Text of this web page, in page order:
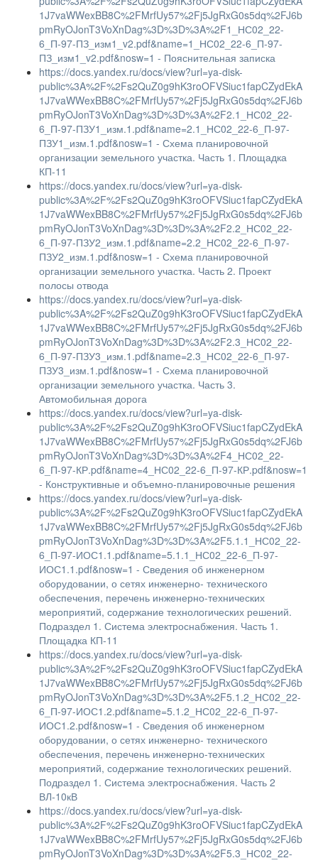
1J7vaWWexBB8C%2FMrfUy57%2Fj5JgRxG0s5dq%2FJ6b
pmRyOJonT3VoXnDag%3D%3D%3A%2F1_НС02_22-
6_П-97-ПЗ_изм1_v2.pdf&name=1_НС02_22-6_П-97-
ПЗ_изм1_v2.pdf&nosw=1 - Пояснительная записка
https://docs.yandex.ru/docs/view?url=ya-disk-
public%3A%2F%2Fs2QuZ0g9hK3roOFVSiuc1fapCZydEkA
1J7vaWWexBB8C%2FMrfUy57%2Fj5JgRxG0s5dq%2FJ6b
pmRyOJonT3VoXnDag%3D%3D%3A%2F2.1_НС02_22-
6_П-97-ПЗУ1_изм.1.pdf&name=2.1_НС02_22-6_П-97-
ПЗУ1_изм.1.pdf&nosw=1 - Схема планировочной
организации земельного участка. Часть 1. Площадка
КП-11
https://docs.yandex.ru/docs/view?url=ya-disk-
public%3A%2F%2Fs2QuZ0g9hK3roOFVSiuc1fapCZydEkA
1J7vaWWexBB8C%2FMrfUy57%2Fj5JgRxG0s5dq%2FJ6b
pmRyOJonT3VoXnDag%3D%3D%3A%2F2.2_НС02_22-
6_П-97-ПЗУ2_изм.1.pdf&name=2.2_НС02_22-6_П-97-
ПЗУ2_изм.1.pdf&nosw=1 - Схема планировочной
организации земельного участка. Часть 2. Проект
полосы отвода
https://docs.yandex.ru/docs/view?url=ya-disk-
public%3A%2F%2Fs2QuZ0g9hK3roOFVSiuc1fapCZydEkA
1J7vaWWexBB8C%2FMrfUy57%2Fj5JgRxG0s5dq%2FJ6b
pmRyOJonT3VoXnDag%3D%3D%3A%2F2.3_НС02_22-
6_П-97-ПЗУ3_изм.1.pdf&name=2.3_НС02_22-6_П-97-
ПЗУ3_изм.1.pdf&nosw=1 - Схема планировочной
организации земельного участка. Часть 3.
Автомобильная дорога
https://docs.yandex.ru/docs/view?url=ya-disk-
public%3A%2F%2Fs2QuZ0g9hK3roOFVSiuc1fapCZydEkA
1J7vaWWexBB8C%2FMrfUy57%2Fj5JgRxG0s5dq%2FJ6b
pmRyOJonT3VoXnDag%3D%3D%3A%2F4_НС02_22-
6_П-97-КР.pdf&name=4_НС02_22-6_П-97-КР.pdf&nosw=1
- Конструктивные и объемно-планировочные решения
https://docs.yandex.ru/docs/view?url=ya-disk-
public%3A%2F%2Fs2QuZ0g9hK3roOFVSiuc1fapCZydEkA
1J7vaWWexBB8C%2FMrfUy57%2Fj5JgRxG0s5dq%2FJ6b
pmRyOJonT3VoXnDag%3D%3D%3A%2F5.1.1_НС02_22-
6_П-97-ИОС1.1.pdf&name=5.1.1_НС02_22-6_П-97-
ИОС1.1.pdf&nosw=1 - Сведения об инженерном
оборудовании, о сетях инженерно- технического
обеспечения, перечень инженерно-технических
мероприятий, содержание технологических решений.
Подраздел 1. Система электроснабжения. Часть 1.
Площадка КП-11
https://docs.yandex.ru/docs/view?url=ya-disk-
public%3A%2F%2Fs2QuZ0g9hK3roOFVSiuc1fapCZydEkA
1J7vaWWexBB8C%2FMrfUy57%2Fj5JgRxG0s5dq%2FJ6b
pmRyOJonT3VoXnDag%3D%3D%3A%2F5.1.2_НС02_22-
6_П-97-ИОС1.2.pdf&name=5.1.2_НС02_22-6_П-97-
ИОС1.2.pdf&nosw=1 - Сведения об инженерном
оборудовании, о сетях инженерно- технического
обеспечения, перечень инженерно-технических
мероприятий, содержание технологических решений.
Подраздел 1. Система электроснабжения. Часть 2
ВЛ-10кВ
https://docs.yandex.ru/docs/view?url=ya-disk-
public%3A%2F%2Fs2QuZ0g9hK3roOFVSiuc1fapCZydEkA
1J7vaWWexBB8C%2FMrfUy57%2Fj5JgRxG0s5dq%2FJ6b
pmRyOJonT3VoXnDag%3D%3D%3A%2F5.3_НС02_22-